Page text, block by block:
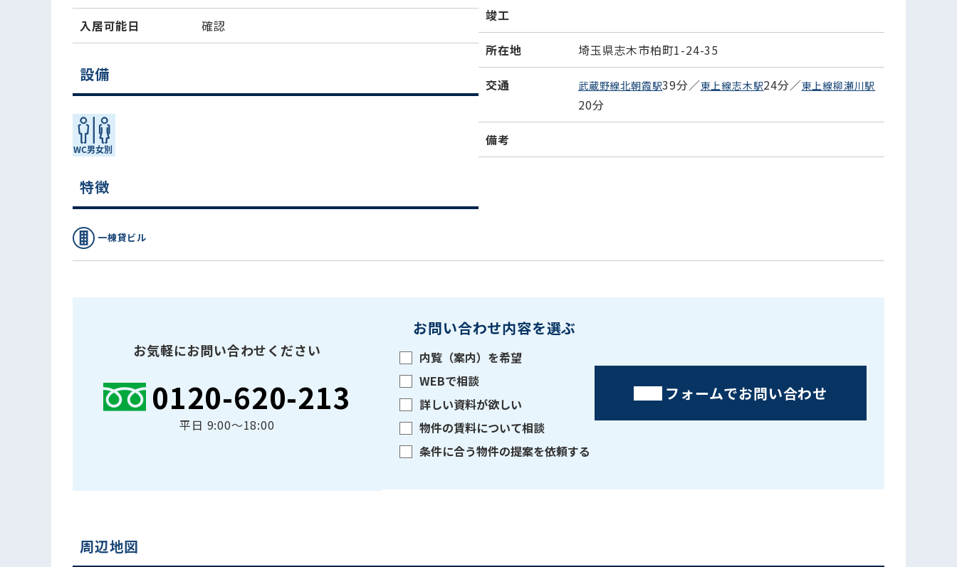
入居可能日 確認
設備
特徴
一棟貸ビル
竣工
所在地 埼玉県志木市柏町1-24-35
交通 武蔵野線北朝霞駅39分／東上線志木駅24分／東上線柳瀬川駅
20分
備考
お気軽にお問い合わせください
0120-620-213
平日 9:00〜18:00
お問い合わせ内容を選ぶ
内覧（案内）を希望
WEBで相談
詳しい資料が欲しい
物件の賃料について相談
条件に合う物件の提案を依頼する
フォームでお問い合わせ
周辺地図